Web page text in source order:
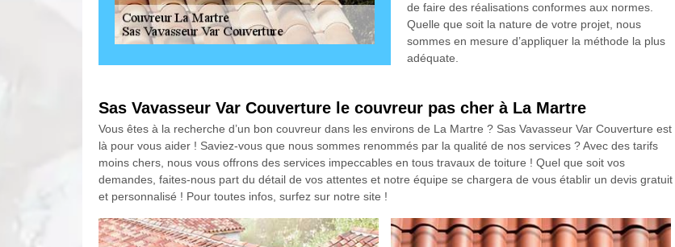
de faire des réalisations conformes aux normes.
Quelle que soit la nature de votre projet, nous
sommes en mesure d’appliquer la méthode la plus
adéquate.
Sas Vavasseur Var Couverture le couvreur pas cher à La Martre
Vous êtes à la recherche d’un bon couvreur dans les environs de La Martre ? Sas Vavasseur Var Couverture est
là pour vous aider ! Saviez-vous que nous sommes renommés par la qualité de nos services ? Avec des tarifs
moins chers, nous vous offrons des services impeccables en tous travaux de toiture ! Quel que soit vos
demandes, faites-nous part du détail de vos attentes et notre équipe se chargera de vous établir un devis gratuit
et personnalisé ! Pour toutes infos, surfez sur notre site !